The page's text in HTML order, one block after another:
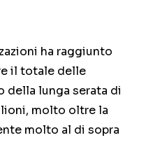
ha raggiunto
il totale delle
lunga serata di
molto oltre la
molto al di sopra